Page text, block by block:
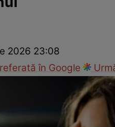
2026 23:08
în Google